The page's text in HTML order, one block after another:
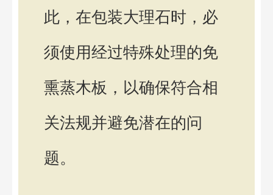
此，在包装大理石时，必
须使用经过特殊处理的免
熏蒸木板，以确保符合相
关法规并避免潜在的问
题。